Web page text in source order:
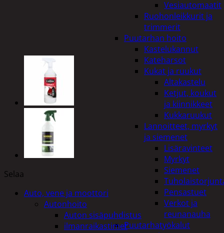
Vesiautomaatit
Ruohonleikkurit ja
trimmerit
Puutarhan hoito
Kastelukannut
Kateharsot
Kukat ja ruukut
Altakastelu
Ketjut, koukut
ja kiinnikkeet
Kukkaruukut
Lannoitteet, myrkyt
ja siemenet
Lisäravinteet
Myrkyt
Siemenet
Pensastuet
Verkot ja
reunanauha
Puutarhatyökalut
Selaa
Auto, vene ja moottori
Autonhoito
Auton sisäpuhdistus
ilmanraikastimet